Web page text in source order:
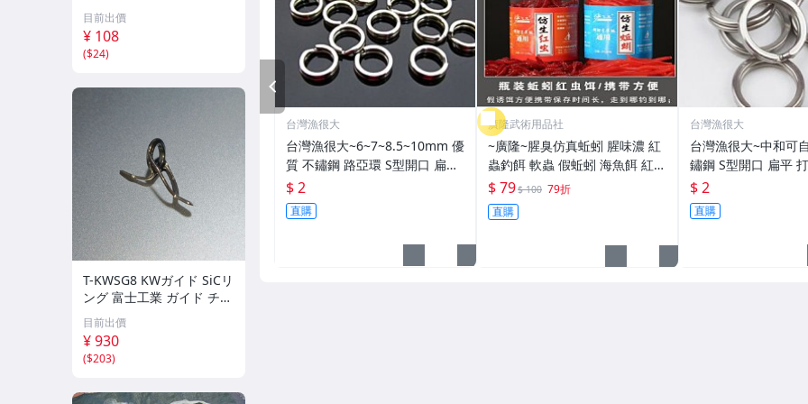
台灣漁很大
台灣漁很大~6~7~8.5~10mm 優
質 不鏽鋼 路亞環 S型開口 扁平
$ 2
直購
廣隆武術用品社
~廣隆~腥臭仿真蚯蚓 腥味濃 紅
蟲釣餌 軟蟲 假蚯蚓 海魚餌 紅蟲
路亞餌 假餌 誘餌 仿生餌 擬餌
路亞軟餌
$ 79$ 100 79折
直購
台灣漁很大
台灣漁很大~中和可
鏽鋼 S型開口 扁平 打
亞 路亞 雙環 路亞環 雙圈 強力
路亞環
$ 2
直購
PREV
ブラック
目前出價
¥ 108
($24)
T-KWSG8 KWガイド SiCリ
ング 富士工業 ガイド チタ
ンフレーム
目前出價
¥ 930
($203)